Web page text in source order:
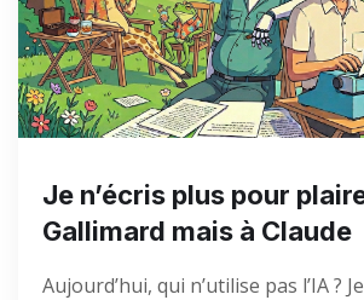
Je n’écris plus pour
Gallimard mais à Claude
Aujourd’hui, qui n’utilise pas l’IA ?